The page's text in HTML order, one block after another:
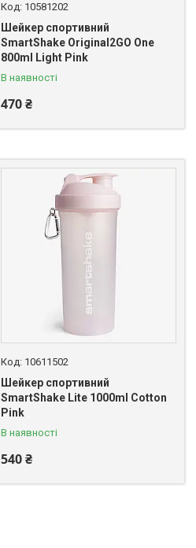
10581202
Шейкер спортивний
SmartShake Original2GO One
800ml Light Pink
В наявності
470 ₴
10611502
Шейкер спортивний
SmartShake Lite 1000ml Cotton
Pink
В наявності
540 ₴